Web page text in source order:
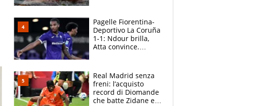
adesso
Pagelle Fiorentina-
Deportivo La Coruña
1-1: Ndour brilla,
Atta convince.
Real Madrid senza
freni: l’acquisto
record di Diomande
che batte Zidane e